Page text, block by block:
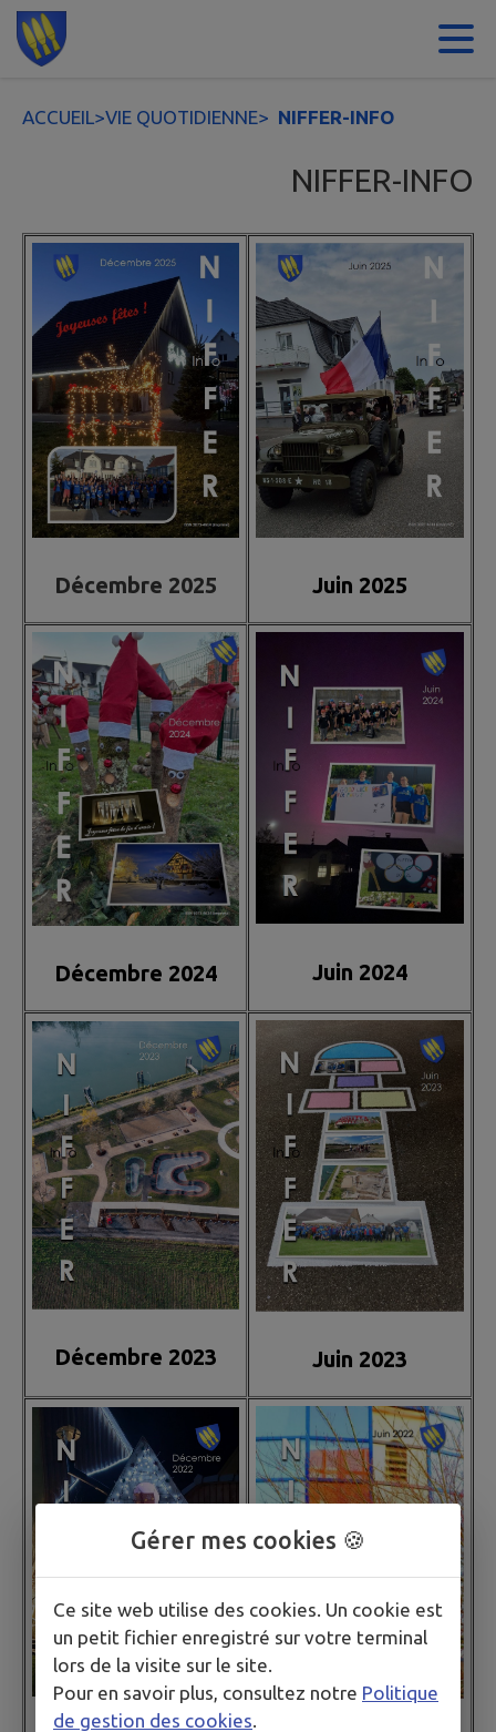
Contenu
ACCUEIL>VIE QUOTIDIENNE> NIFFER-INFO
NIFFER-INFO
Décembre 2025 Juin 2025
Décembre 2024 Juin 2024
Décembre 2023 Juin 2023
Gérer mes cookies 🍪
Ce site web utilise des cookies. Un cookie est
un petit fichier enregistré sur votre terminal
lors de la visite sur le site.
Pour en savoir plus, consultez notre Politique
de gestion des cookies